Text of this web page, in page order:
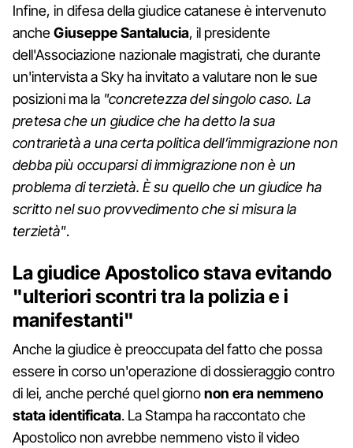
Infine, in difesa della giudice catanese è intervenuto
ancheGiuseppe Santalucia, il presidente
dell'Associazione nazionale magistrati, che durante
un'intervista a Sky ha invitato a valutare non le sue
posizioni ma la "concretezza del singolo caso. La
pretesa che un giudice che ha detto la sua
contrarietà a una certa politica dell’immigrazione non
debba più occuparsi di immigrazione non è un
problema di terzietà. È su quello che un giudice ha
scritto nel suo provvedimento che si misura la
terzietà".
La giudice Apostolico stava evitando
"ulteriori scontri tra la polizia e i
manifestanti"
Anche la giudice è preoccupata del fatto che possa
essere in corso un'operazione di dossieraggio contro
di lei, anche perché quel giornonon era nemmeno
stata identificata. La Stampa ha raccontato che
Apostolico non avrebbe nemmeno visto il video